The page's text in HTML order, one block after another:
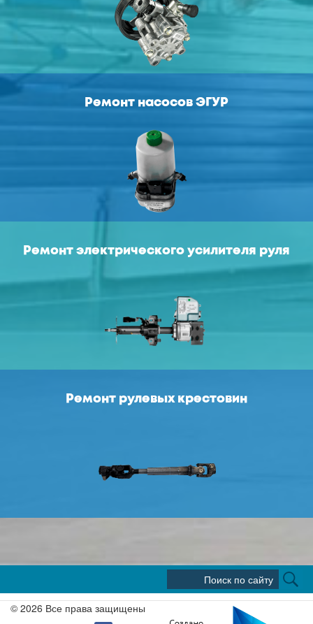
Ремонт насосов ЭГУР
Ремонт электрического усилителя руля
Ремонт рулевых крестовин
© 2026 Все права защищены